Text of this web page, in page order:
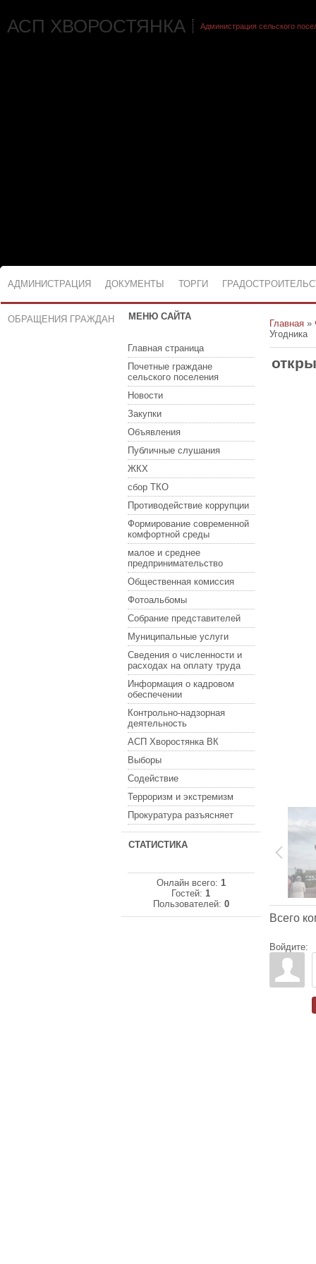
АСП ХВОРОСТЯНКА Администрация сельского
АДМИНИСТРАЦИЯ ДОКУМЕНТЫ ТОРГИ
ОБРАЩЕНИЯ ГРАЖДАН МЕНЮ САЙТА
Главная страница
Почетные граждане
сельского поселения
Новости
Закупки
Объявления
Публичные слушания
ЖКХ
сбор ТКО
Противодействие коррупции
Формирование современной
комфортной среды
малое и среднее
предпринимательство
Общественная комиссия
Фотоальбомы
Собрание представителей
Муниципальные услуги
Сведения о численности и
расходах на оплату труда
Информация о кадровом
обеспечении
Контрольно-надзорная
деятельность
АСП Хворостянка ВК
Выборы
Содействие
Терроризм и экстремизм
Прокуратура разъясняет
СТАТИСТИКА
Онлайн всего: 1
Гостей:1
Пользователей: 0
Главная »
Угодника
Всего
Войдите: